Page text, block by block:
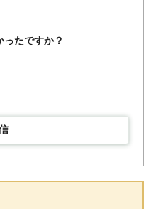
たですか？